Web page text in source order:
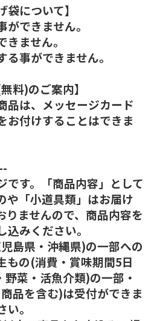
袋について】
できません。
ません。
事ができません。
料)のご案内】
は、メッセージカード
お付けすることはできま
す。「商品内容」として
や「小道具類」はお届け
りませんので、商品内容を
みください。
島県・沖縄県)の一部への
もの(消費・賞味期間5日
菜・活魚介類)の一部・
品を含む)は受付ができま
。